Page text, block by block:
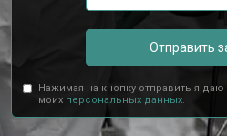
Отправить
Нажимая на кнопку отправить я
моих персональных данных.